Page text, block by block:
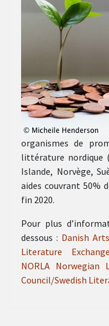
organismes de
littérature nordique
Islande, Norvège,
aides couvrant 50%
fin 2020.
Pour plus
dessous : Danish
Literature Exchange
NORLA Norwegian
Council/Swedish